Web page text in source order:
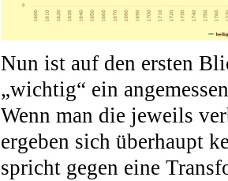
Nun ist auf den ersten
„wichtig“ ein
Wenn man die jeweils
ergeben sich überhaupt
spricht gegen eine